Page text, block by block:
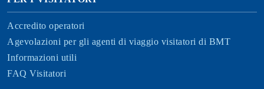
Accredito operatori
Agevolazioni per gli agenti di viaggio visitatori di BMT
Informazioni utili
FAQ Visitatori